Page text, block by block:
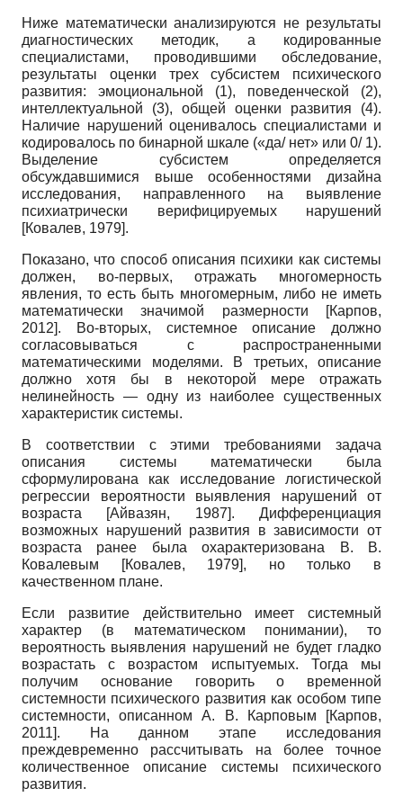
Ниже математически анализируются не результаты
диагностических методик, а кодированные
специалистами, проводившими обследование,
результаты оценки трех субсистем психического
развития: эмоциональной (1), поведенческой (2),
интеллектуальной (3), общей оценки развития (4).
Наличие нарушений оценивалось специалистами и
кодировалось по бинарной шкале («да/ нет» или 0/ 1).
Выделение субсистем определяется
обсуждавшимися выше особенностями дизайна
исследования, направленного на выявление
психиатрически верифицируемых нарушений
[Ковалев, 1979].
Показано, что способ описания психики как системы
должен, во-первых, отражать многомерность
явления, то есть быть многомерным, либо не иметь
математически значимой размерности
[Карпов,
2012]. Во-вторых, системное описание должно
согласовываться с распространенными
математическими моделями. В третьих, описание
должно хотя бы в некоторой мере отражать
нелинейность — одну из наиболее существенных
характеристик системы.
В соответствии с этими требованиями задача
описания системы математически была
сформулирована как исследование логистической
регрессии вероятности выявления нарушений от
возраста [Айвазян, 1987]. Дифференциация
возможных нарушений развития в зависимости от
возраста ранее была охарактеризована В. В.
Ковалевым
[Ковалев, 1979], но только в
качественном плане.
Если развитие действительно имеет системный
характер (в математическом понимании), то
вероятность выявления нарушений не будет гладко
возрастать с возрастом испытуемых. Тогда мы
получим основание говорить о временной
системности психического развития как особом типе
системности, описанном А. В. Карповым
[Карпов,
2011]. На данном этапе исследования
преждевременно рассчитывать на более точное
количественное описание системы психического
развития.